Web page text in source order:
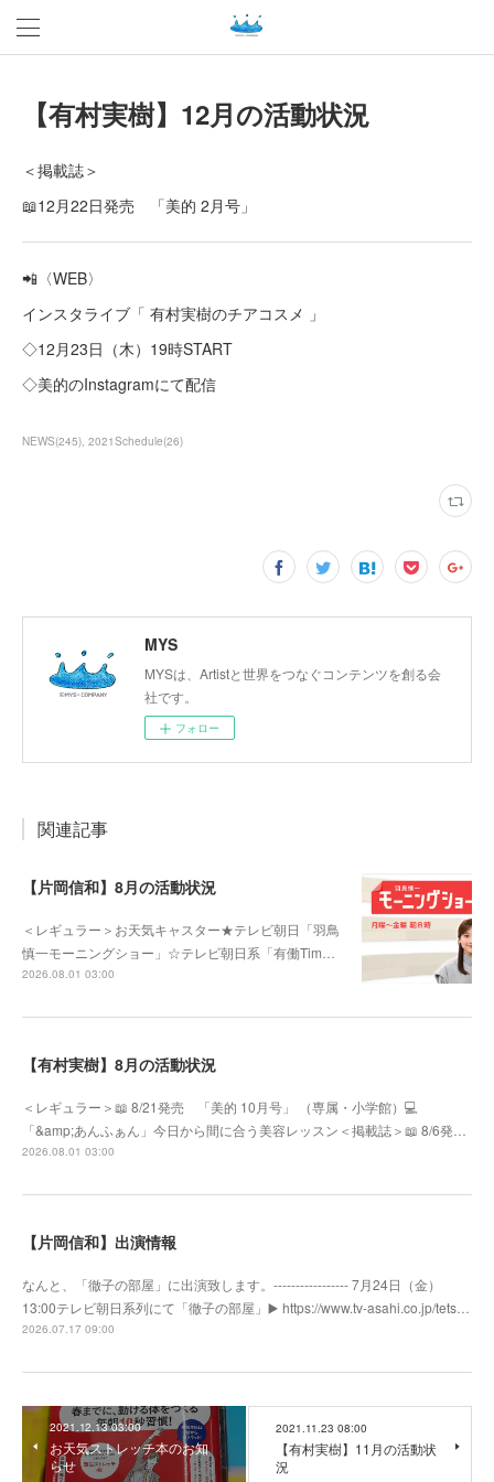
【有村実樹】12月の活動状況
＜掲載誌＞
📖12月22日発売 「美的 2月号」
📲〈WEB〉
インスタライブ「 有村実樹のチアコスメ 」
◇12月23日（木）19時START
◇美的のInstagramにて配信
NEWS(245) 2021Schedule(26)
MYS
MYSは、Artistと世界をつなぐコンテンツを創る会
社です。
フォロー
関連記事
【片岡信和】8月の活動状況
＜レギュラー＞お天気キャスター★テレビ朝日「羽鳥
慎一モーニングショー」☆テレビ朝日系「有働Tim…
2026.08.01 03:00
【有村実樹】8月の活動状況
＜レギュラー＞📖 8/21発売 「美的 10月号」 （専属・小学館）💻
「&amp;あんふぁん」今日から間に合う美容レッスン＜掲載誌＞📖 8/6発…
2026.08.01 03:00
【片岡信和】出演情報
なんと、「徹子の部屋」に出演致します。----------------- 7月24日（金）
13:00テレビ朝日系列にて「徹子の部屋」▶️ https://www.tv-asahi.co.jp/tets…
2026.07.17 09:00
2021.12.13 03:00
お天気ストレッチ本のお知
らせ
2021.11.23 08:00
【有村実樹】11月の活動状
況